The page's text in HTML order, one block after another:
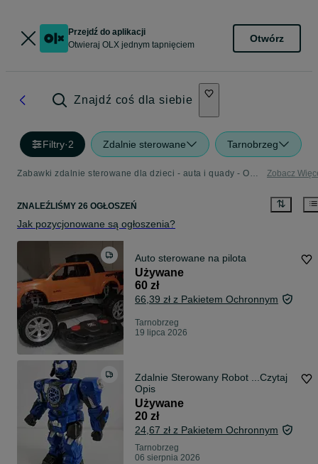
Przejdź do aplikacji
Otwieraj OLX jednym tapnięciem
Otwórz
Znajdź coś dla siebie
Filtry·2 Zdalnie sterowane Tarnobrzeg
Zabawki zdalnie sterowane dla dzieci - auta i quady - OLX.pl Zobacz
ZNALEŹLIŚMY 26 OGŁOSZEŃ
Jak pozycjonowane są ogłoszenia?
Auto sterowane na pilota
Używane
60 zł
66,39 zł z Pakietem Ochronnym
Tarnobrzeg
19 lipca 2026
Zdalnie Sterowany Robot ...Czytaj
Opis
Używane
20 zł
24,67 zł z Pakietem Ochronnym
Tarnobrzeg
06 sierpnia 2026